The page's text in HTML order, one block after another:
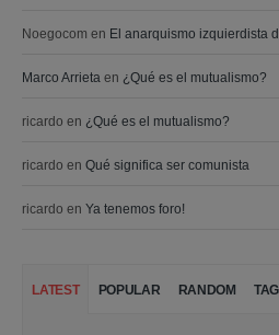
Noegocom en El anarquismo izquierdista
Marco Arrieta en ¿Qué es el mutualismo?
ricardo en ¿Qué es el mutualismo?
ricardo en Qué significa ser comunista
ricardo en Ya tenemos foro!
LATEST POPULAR RANDOM